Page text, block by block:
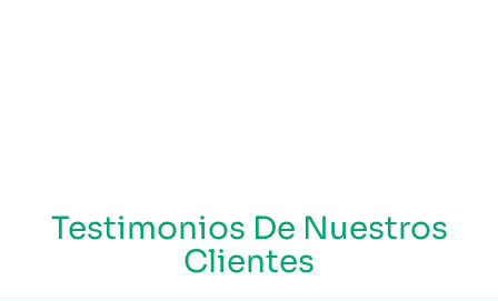
Testimonios De Nuestros
Clientes